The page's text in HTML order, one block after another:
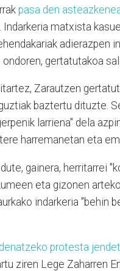
pasa den
Indarkeria matxista
adierazpen
gertatutakoa
Zarautzen
baztertu dituzte.
larriena" dela
harremanetan eta
gainera, herritarrei
eta gizonen
indarkeria "behin
protesta
ziren Lege Zaharren